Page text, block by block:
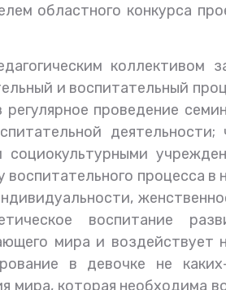
областного конкурса
коллективом
и воспитательный
проведение
деятельности;
воспитательного процесса в
воспитание
мира и воздействует
в девочке не
мира, которая необходима